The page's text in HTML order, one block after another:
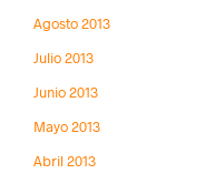
Agosto 2013
Julio 2013
Junio 2013
Mayo 2013
Abril 2013